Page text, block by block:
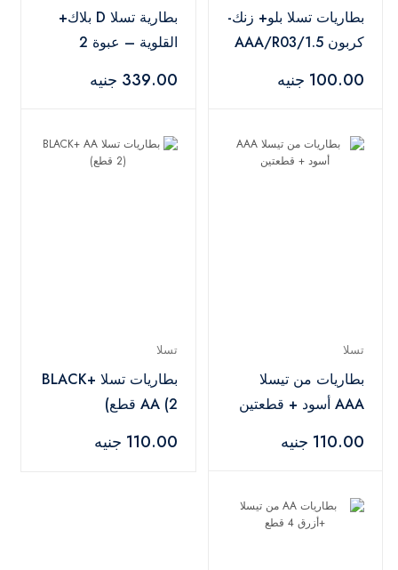
بطاريات تسلا بلو+ زنك-
كربون AAA/R03/1.5
100.00 جنيه
بطارية تسلا D بلاك+
القلوية – عبوة 2
339.00 جنيه
تسلا
بطاريات من تيسلا
AAA أسود + قطعتين
110.00 جنيه
تسلا
بطاريات تسلا BLACK+
AA (2 قطع)
110.00 جنيه